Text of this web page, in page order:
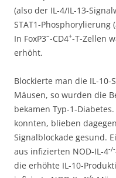
(also der IL-4/IL-13-
STAT1-Phosphorylierung
In FoxP3–-CD4+-T-Zellen
erhöht.
Blockierte man die IL-10-
Mäusen, so wurden die
bekamen Typ-1-
konnten, blieben
Signalblockade gesund.
aus infizierten NOD-IL-4-/-
die erhöhte IL-10-